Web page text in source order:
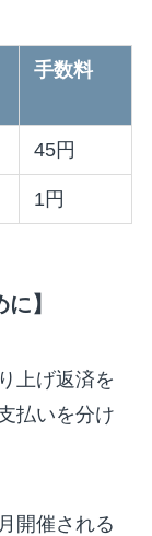
手数料
45円
1円
】
上げ返済を
払いを分け
開催される